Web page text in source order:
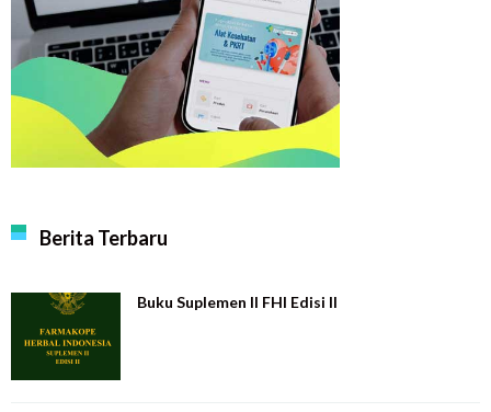
Berita Terbaru
Buku Suplemen II FHI Edisi II